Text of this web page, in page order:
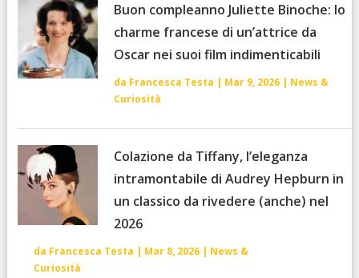
Buon compleanno Juliette Binoche: lo
charme francese di un’attrice da
Oscar nei suoi film indimenticabili
da Francesca Testa | Mar 9, 2026| News &
Curiosità
Colazione da Tiffany, l’eleganza
intramontabile di Audrey Hepburn in
un classico da rivedere (anche) nel
2026
da Francesca Testa | Mar 8, 2026| News &
Curiosità